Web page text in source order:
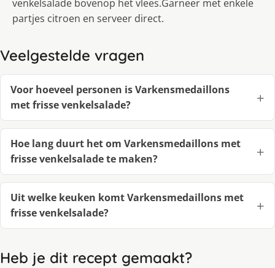
venkelsalade bovenop het vlees.Garneer met enkele
partjes citroen en serveer direct.
Veelgestelde vragen
Voor hoeveel personen is Varkensmedaillons
met frisse venkelsalade?
Hoe lang duurt het om Varkensmedaillons met
frisse venkelsalade te maken?
Uit welke keuken komt Varkensmedaillons met
frisse venkelsalade?
Heb je dit recept gemaakt?